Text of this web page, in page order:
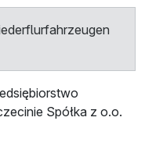
Spółka z o.o.